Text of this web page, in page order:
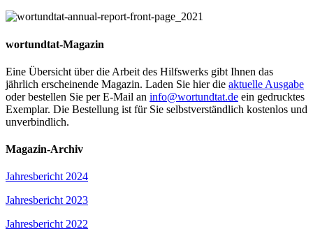
wortundtat-Magazin
Eine Übersicht über die Arbeit des Hilfswerks gibt Ihnen das
jährlich erscheinende Magazin. Laden Sie hier die aktuelle Ausgabe
oder bestellen Sie per E-Mail an info@wortundtat.de ein gedrucktes
Exemplar. Die Bestellung ist für Sie selbstverständlich kostenlos und
unverbindlich.
Magazin-Archiv
Jahresbericht 2024
Jahresbericht 2023
Jahresbericht 2022